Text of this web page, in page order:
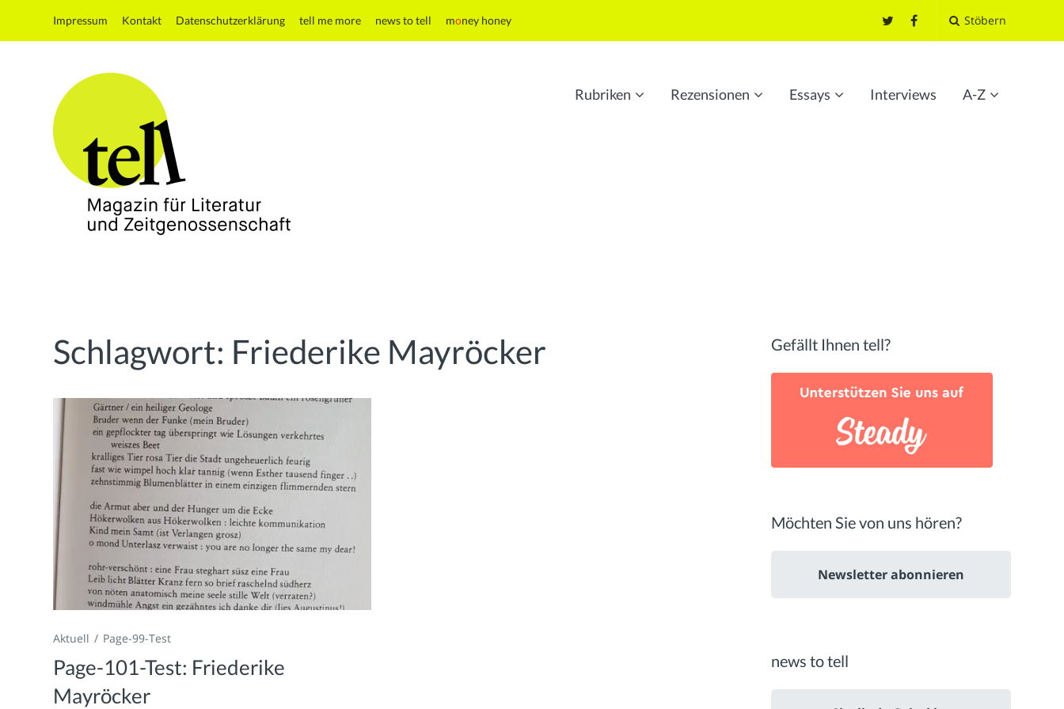
Impressum Kontakt Datenschutzerklärung tell me more news to tell money honey Stöbern
Zeitgenossenschaft
Rubriken Rezensionen Essays Interviews A-Z
Schlagwort: Friederike Mayröcker
Aktuell Page-99-Test
Page-101-Test: Friederike
Mayröcker
Gefällt Ihnen tell?
Möchten Sie von uns hören?
Newsletter abonnieren
news to tell